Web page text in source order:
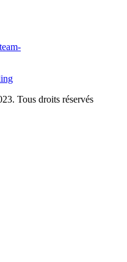
Tous droits réservés